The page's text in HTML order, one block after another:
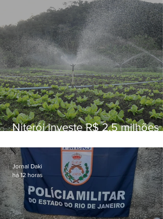
Niterói investe R$ 2,5 milhões
familiar para merenda escolar
Jornal Daki
há 12 horas